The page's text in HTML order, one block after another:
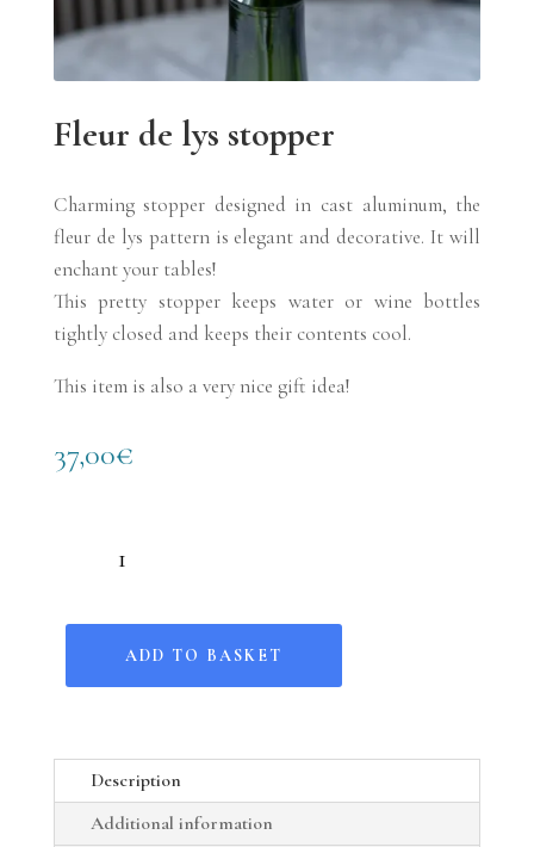
Fleur de lys stopper
Charming stopper designed in cast aluminum, the
fleur de lys pattern is elegant and decorative. It will
enchant your tables!
This pretty stopper keeps water or wine bottles
tightly closed and keeps their contents cool.
This item is also a very nice gift idea!
37,00€
ADD TO BASKET
Description
Additional information